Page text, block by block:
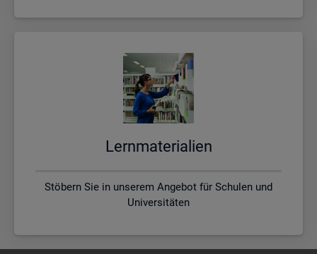
Lern­ma­te­ria­li­en
Stöbern Sie in unserem Angebot für Schulen und
Universitäten